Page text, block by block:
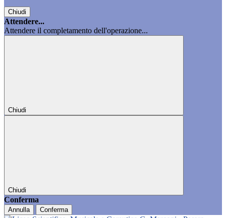
Chiudi
Attendere...
Attendere il completamento dell'operazione...
Chiudi
Chiudi
Conferma
Annulla Conferma